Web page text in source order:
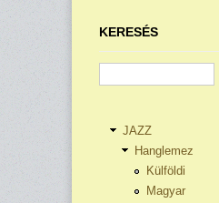
KERESÉS
JAZZ
Hanglemez
Külföldi
Magyar